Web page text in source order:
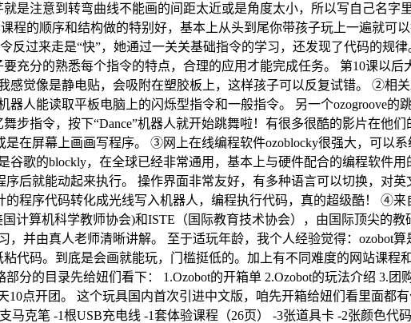
是注意到转弯曲线不能画的间距太近或是角度太小，所以写自己名字
程的顺序和结构做的特别好，基本上从头到尾你带孩子玩上一遍就可
反过来走是“快”，她通过一关关基础指令的学习，还发现了代码的规
充分的熟悉每个指令的特点，合理的应用才能完成任务。 第10课以
觉像是静电贴，会吸附在塑胶板上，这样孩子可以反复试错。 ②相
人能读取平板电脑上的闪烁型指令和一般指令。 另一个ozogroove的
步指令，按下“Dance”机器人就开始跳舞啦！有很多很酷的影片在他
在屏幕上画画写程序。 ③网上在线编程软件ozoblocky很强大，可以
歌的blockly，在全球已经非常通用，基本上与硬件配合的编程软件用
后就能动起来执行。 操作界面非常友好，有多种语言可以切换，对
程序代码转化成光线写入机器人，编程执行代码，真的超级酷！ ④
计算机科学教师协会)和ISTE（国际教育技术协会），由国际顶尖的
并由真人老师清晰讲解。 至于适玩年龄，我个人经验觉得：ozobot
代码。到底是会画就能玩，门槛挺低的。加上有不同难度的网站课程
分的目录先给妞们看下： 1.Ozobot的开箱单 2.Ozobot的玩法介绍 3.
点开团。 这个玩具国内首次引进中文版，咱先开箱给妞们看里面都
马克笔 -1根USB充电线 -1套体验课程（26页） -3张道具卡 -2张颜色代